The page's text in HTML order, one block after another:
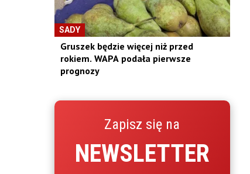
SADY
Gruszek będzie więcej niż przed
rokiem. WAPA podała pierwsze
prognozy
Zapisz się na
NEWSLETTER